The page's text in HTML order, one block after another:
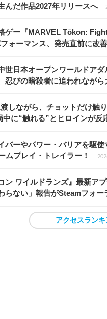
んだ作品2027年リリースへ
ゲー『MARVEL Tōkon:
ォーマンス、発売直前に改
世日本オープンワールドア
忍びの暗殺者に追われなが
しながら、チョットだけ触
に“触れる”とヒロインが反
バーやパワー・バリアを駆
ムプレイ・トレイラー！
ン ワイルドランズ』最新ア
らない」報告がSteamフォ
アクセスラン